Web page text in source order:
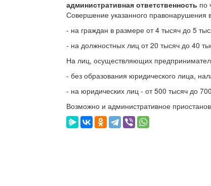
административная ответственность по
Совершение указанного правонарушения
- на граждан в размере от 4 тысяч до 5
- на должностных лиц от 20 тысяч до 40
На лиц, осуществляющих
- без образования юридического лица,
- на юридических лиц - от 500 тысяч до
Возможно и административное